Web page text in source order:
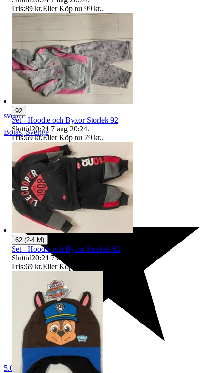
svopt1
Borås,Sverige
5.0
Pris:89 kr,Eller Köp nu 99 kr,.
92
Set - Hoodie och Byxor Storlek 92
Sluttid20:24 7 aug 20:24.
Pris:69 kr,Eller Köp nu 79 kr,.
62 (2-4 M)
Set - Hoodie och Byxor Storkek 62
Sluttid20:24 7 aug 20:24
Pris:69 kr,Eller Köp nu